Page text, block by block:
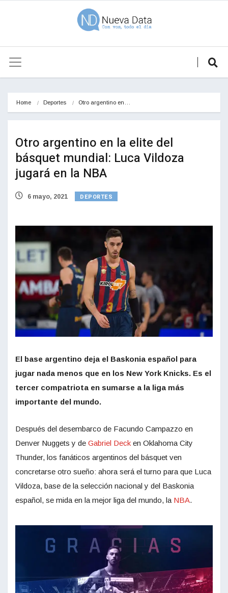
Home Deportes Otro argentino en…
Otro argentino en la elite del
básquet mundial: Luca Vildoza
jugará en la NBA
6 mayo, 2021 DEPORTES
El base argentino deja el Baskonia español para
jugar nada menos que en los New York Knicks. Es el
tercer compatriota en sumarse a la liga más
importante del mundo.
Después del desembarco de Facundo Campazzo en
Denver Nuggets y de Gabriel Deck en Oklahoma City
Thunder, los fanáticos argentinos del básquet ven
concretarse otro sueño: ahora será el turno para que Luca
Vildoza, base de la selección nacional y del Baskonia
español, se mida en la mejor liga del mundo, la NBA.